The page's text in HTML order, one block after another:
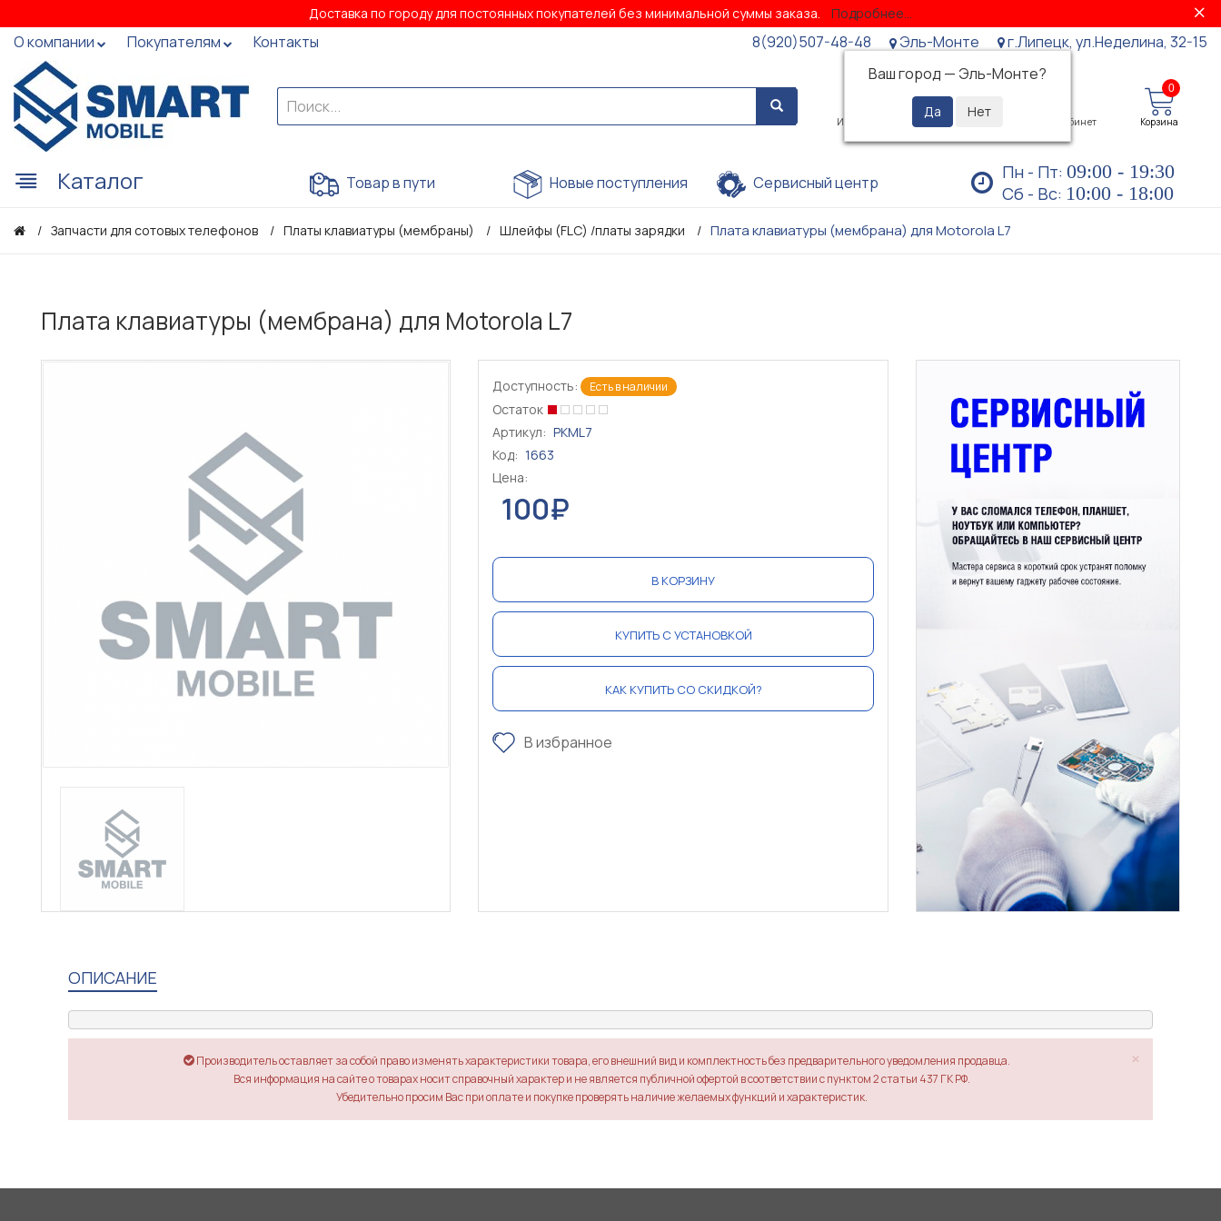
Доставка по городу для постоянных покупателей без минимальной суммы заказа. Подробнее...
О компании Покупателям Контакты 8(920)507-48-48
Эль-Монте
Ваш город — Эль-Монте?
г.Липецк, ул.Неделина, 32-15
Избранное Просмотренные Личный кабинет
0
Корзина
Каталог Товар в пути Новые поступления Сервисный центр Пн - Пт: 09:00 - 19:30
Сб - Вс: 10:00 - 18:00
Запчасти для сотовых телефонов Платы клавиатуры (мембраны) Шлейфы (FLC) /платы зарядки Плата клавиатуры (мембрана) для Motorola L7
Плата клавиатуры (мембрана) для Motorola L7
Доступность: Есть в наличии
Остаток
Артикул: PKML7
Код: 1663
Цена:
100₽
В КОРЗИНУ
КУПИТЬ С УСТАНОВКОЙ
КАК КУПИТЬ СО СКИДКОЙ?
В избранное
ОПИСАНИЕ
×
Производитель оставляет за собой право изменять характеристики товара, его внешний вид и комплектность без предварительного уведомления продавца.
Вся информация на сайте о товарах носит справочный характер и не является публичной офертой в соответствии с пунктом 2 статьи 437 ГК РФ.
Убедительно просим Вас при оплате и покупке проверять наличие желаемых функций и характеристик.